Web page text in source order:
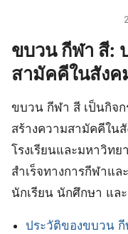
ขบวน กีฬา สี:
สามัคคีในสังค
ขบวน กีฬา สี เป็นกิจ
สร้างความสามัคคีใน
โรงเรียนและมหาวิท
สำเร็จทางการกีฬาแ
นักเรียน นักศึกษา แล
ประวัติของขบวน